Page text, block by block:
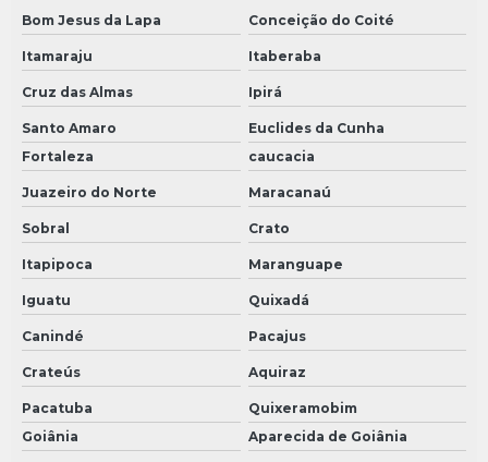
Bom Jesus da Lapa Conceição do Coité
Itamaraju Itaberaba
Cruz das Almas Ipirá
Santo Amaro
Euclides da Cunha
Fortaleza
caucacia
Juazeiro do Norte Maracanaú
Sobral Crato
Itapipoca Maranguape
Iguatu Quixadá
Canindé Pacajus
Crateús Aquiraz
Pacatuba
Quixeramobim
Goiânia
Aparecida de Goiânia